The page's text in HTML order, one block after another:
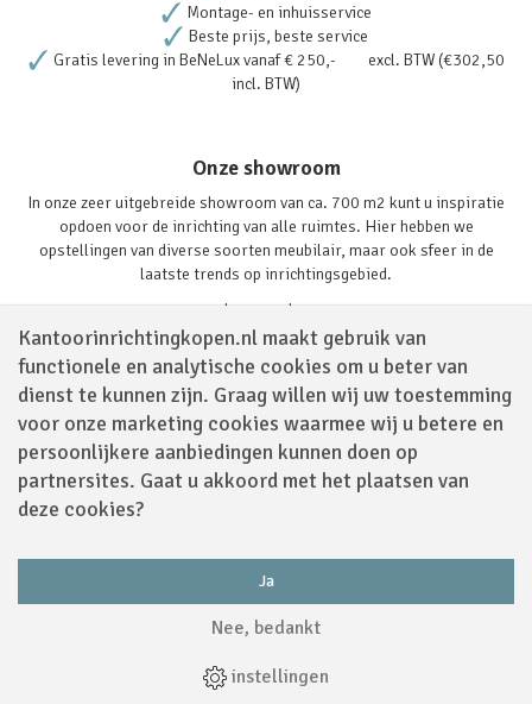
Kantoorinrichtingkopen.nl maakt gebruik van
functionele en analytische cookies om u beter van
dienst te kunnen zijn. Graag willen wij uw toestemming
voor onze marketing cookies waarmee wij u betere en
persoonlijkere aanbiedingen kunnen doen op
partnersites. Gaat u akkoord met het plaatsen van
deze cookies?
Ja
Nee, bedankt
instellingen
Montage- en inhuisservice
Beste prijs, beste service
Gratis levering in BeNeLux vanaf € 250,- excl. BTW (€302,50
incl. BTW)
Onze showroom
In onze zeer uitgebreide showroom van ca. 700 m2 kunt u inspiratie
opdoen voor de inrichting van alle ruimtes. Hier hebben we
opstellingen van diverse soorten meubilair, maar ook sfeer in de
laatste trends op inrichtingsgebied.
Lees verder
WebdesignbyApplepie